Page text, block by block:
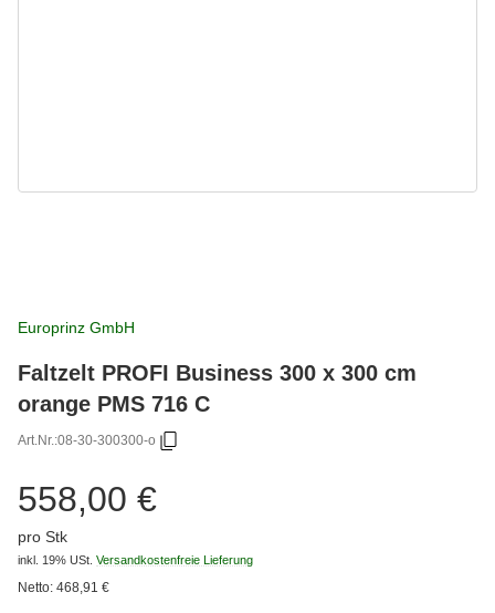
Europrinz GmbH
Faltzelt PROFI Business 300 x 300 cm
orange PMS 716 C
Art.Nr.:08-30-300300-o
558,00 €
pro Stk
inkl. 19% USt. Versandkostenfreie Lieferung
Netto: 468,91 €